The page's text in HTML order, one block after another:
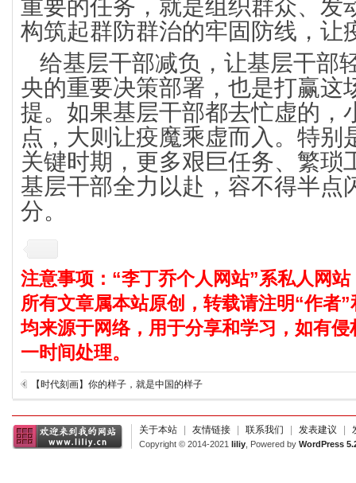
重要的任务，就是组织群众、发
构筑起群防群治的牢固防线，让
给基层干部减负，让基层干部
央的重要决策部署，也是打赢这
提。如果基层干部都去忙虚的，
点，大则让疫魔乘虚而入。特别
关键时期，更多艰巨任务、繁琐
基层干部全力以赴，容不得半点
分。
注意事项：“李丁乔个人网站”系私人网
所有文章属本站原创，转载请注明“作者
均来源于网络，用于分享和学习，如有
一时间处理。
【时代刻画】你的样子，就是中国的样子
关于本站 | 友情链接 | 联系我们 | 发表建议 |
Copyright © 2014-2021 liliy , Powered by WordPress